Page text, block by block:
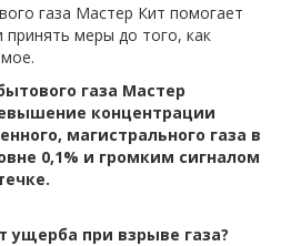
газа Мастер Кит помогает
меры до того, как
газа Мастер
концентрации
магистрального газа в
0,1% и громким сигналом
ущерба при взрыве газа?